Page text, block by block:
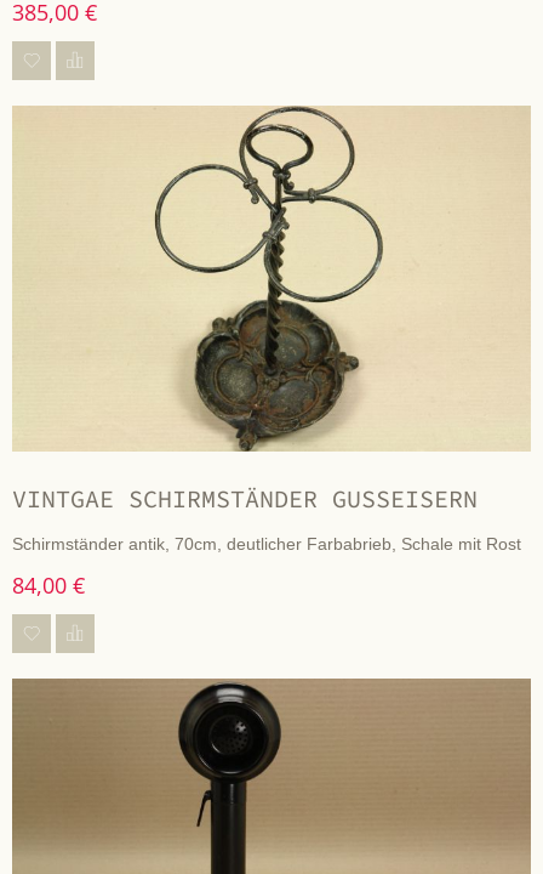
385,00 €
VINTGAE SCHIRMSTÄNDER GUSSEISERN
Schirmständer antik, 70cm, deutlicher Farbabrieb, Schale mit Rost
84,00 €